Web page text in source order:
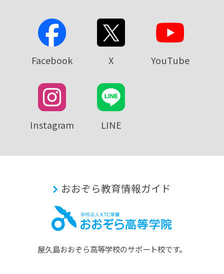
Facebook X YouTube
Instagram LINE
おおぞら教育情報ガイド
屋久島おおぞら⾼等学校のサポート校です。